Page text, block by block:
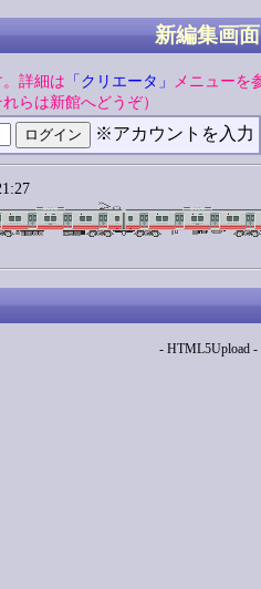
新編集画
詳細は 「クリエータ」
メニューを
らは新館へどうぞ）
※アカウントを入力
- HTML5Upload -